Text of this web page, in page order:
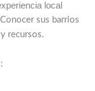
local
sus barrios
recursos.